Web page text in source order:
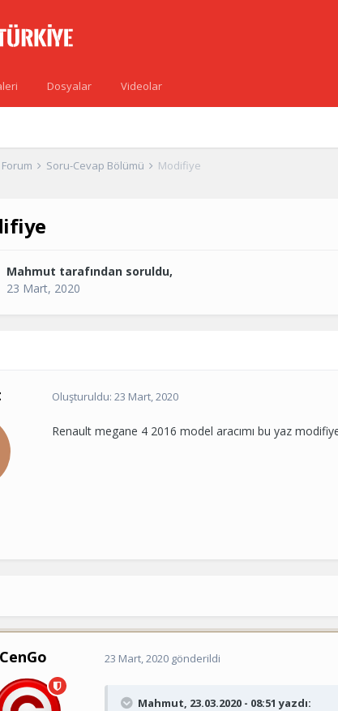
Dosyalar Videolar
Soru-Cevap Bölümü Modifiye
Mahmut tarafından soruldu,
23 Mart, 2020
Oluşturuldu: 23 Mart, 2020
Renault megane 4 2016 model aracımı bu yaz
CenGo 23 Mart, 2020gönderildi
Mahmut , 23.03.2020 - 08:51 yazdı: